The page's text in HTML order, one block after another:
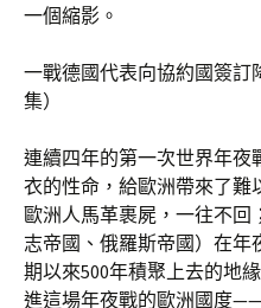
一個縮影。
一戰德國代表向協約國簽訂
集）
連續四年的第一次世界年夜
衣的性命，給歐洲帶來了難
歐洲人馬革裹屍，一往不回
志帝國、俄羅斯帝國）在年
期以來500年積聚上去的地
進這場年夜戰的歐洲國度